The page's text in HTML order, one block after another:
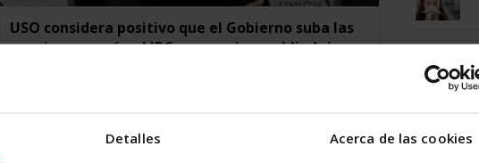
Detalles Acerca de las cookies
USO considera positivo que el Gobierno suba las
pensiones según el IPC, pero exige su blindaje